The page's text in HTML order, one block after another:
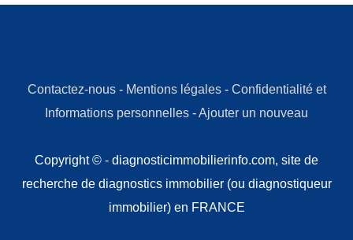
Contactez-nous- Mentions légales- Confidentialité et
Informations personnelles -Ajouter un nouveau
Copyright © - diagnosticimmobilierinfo.com, site de
recherche de diagnostics immobilier (ou diagnostiqueur
immobilier) en FRANCE